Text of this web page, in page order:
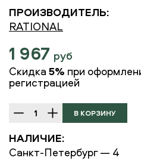
ПРОИЗВОДИТЕЛЬ:
RATIONAL
1 967 руб
Скидка 5% при
регистрацией
НАЛИЧИЕ:
Санкт-Петербург — 4